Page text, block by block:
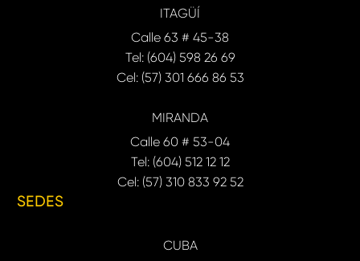
ITAGÜÍ
Calle 63 # 45-38
Tel: (604) 598 26 69
Cel: (57) 301 666 86 53
MIRANDA
Calle 60 # 53-04
Tel: (604) 512 12 12
Cel: (57) 310 833 92 52
SEDES
CUBA